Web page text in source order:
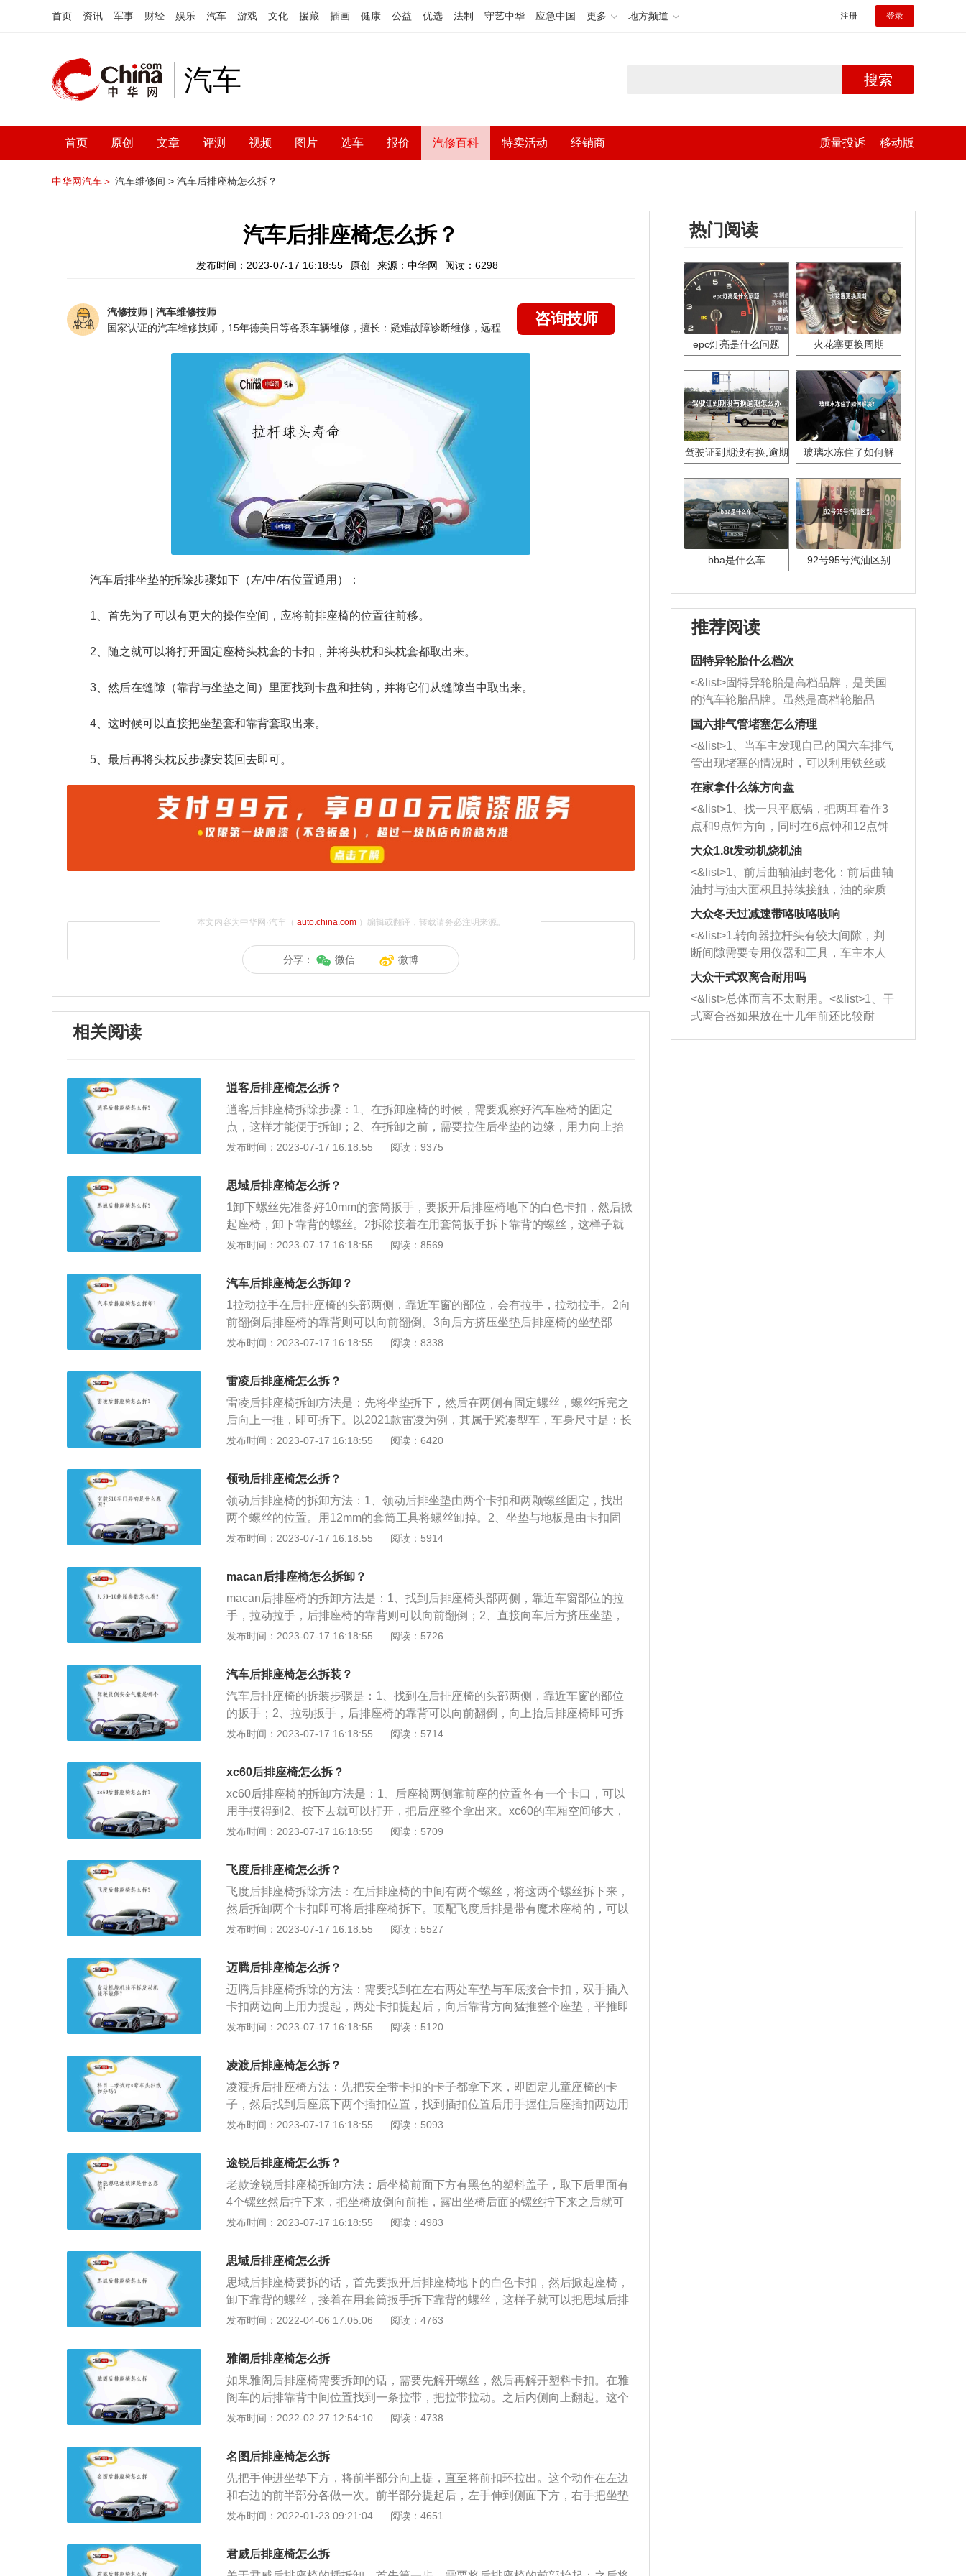
首页 资讯 军事 财经 娱乐 汽车 游戏 文化 援藏 插画 健康 公益 优选 法制 守艺中华 应急中国 更多 地方频道 注册 登录
汽车 搜索
首页 原创 文章 评测 视频 图片 选车 报价 汽修百科 特卖活动 经销商 质量投诉 移动版
中华网汽车＞ 汽车维修间 > 汽车后排座椅怎么拆？
汽车后排座椅怎么拆？
发布时间：2023-07-17 16:18:55 原创 来源：中华网 阅读：6298
汽修技师 | 汽车维修技师
咨询技师
汽车后排坐垫的拆除步骤如下（左/中/右位置通用）：
1、首先为了可以有更大的操作空间，应将前排座椅的位置往前移。
2、随之就可以将打开固定座椅头枕套的卡扣，并将头枕和头枕套都取出来。
3、然后在缝隙（靠背与坐垫之间）里面找到卡盘和挂钩，并将它们从缝隙当中取出来。
4、这时候可以直接把坐垫套和靠背套取出来。
5、最后再将头枕反步骤安装回去即可。
本文内容为中华网·汽车（ auto.china.com）编辑或翻译，转载请务必注明来源。
分享： 微信 微博
相关阅读
逍客后排座椅怎么拆？
逍客后排座椅拆除步骤：1、在拆卸座椅的时候，需要观察好汽车座椅的固定
点，这样才能便于拆卸；2、在拆卸之前，需要拉住后坐垫的边缘，用力向上抬
一下，这时就会将汽车的座椅拉开一条缝隙，找到座椅内部的卡扣；3、借助拆
车的座椅是可以放倒的，在不使用座椅的情况下，如果汽车需要装载过多的东
西，可以将汽车后排的座椅放倒腾出更多的空间。
发布时间：2023-07-17 16:18:55 阅读：9375
思域后排座椅怎么拆？
1卸下螺丝先准备好10mm的套筒扳手，要扳开后排座椅地下的白色卡扣，然后掀
起座椅，卸下靠背的螺丝。2拆除接着在用套筒扳手拆下靠背的螺丝，这样子就
可以把思域后排座椅拆除。
发布时间：2023-07-17 16:18:55 阅读：8569
汽车后排座椅怎么拆卸？
1拉动拉手在后排座椅的头部两侧，靠近车窗的部位，会有拉手，拉动拉手。2向
前翻倒后排座椅的靠背则可以向前翻倒。3向后方挤压坐垫后排座椅的坐垫部
位，大部分是直接向后方挤压坐垫，然后向上一抬就会出来。
发布时间：2023-07-17 16:18:55 阅读：8338
雷凌后排座椅怎么拆？
雷凌后排座椅拆卸方法是：先将坐垫拆下，然后在两侧有固定螺丝，螺丝拆完之
后向上一推，即可拆下。以2021款雷凌为例，其属于紧凑型车，车身尺寸是：长
4640mm、宽1780mm、高1455mm，轴距为2700mm，油箱容积为43l，整备质
立悬架，其搭载了1.8l自然吸气发动机，最大马力是98ps，最大功率是72kw，最
大扭矩是142nm，与其匹配的是电子无级变速箱。
发布时间：2023-07-17 16:18:55 阅读：6420
领动后排座椅怎么拆？
领动后排座椅的拆卸方法：1、领动后排坐垫由两个卡扣和两颗螺丝固定，找出
两个螺丝的位置。用12mm的套筒工具将螺丝卸掉。2、坐垫与地板是由卡扣固
定，拆了两颗螺丝以后，用力往上抬就可以拆开。3、将座椅套包好，将坐垫的
到位以后用力按坐垫，将两个卡扣扣回去。5、将两个螺丝安装回去。
发布时间：2023-07-17 16:18:55 阅读：5914
macan后排座椅怎么拆卸？
macan后排座椅的拆卸方法是：1、找到后排座椅头部两侧，靠近车窗部位的拉
手，拉动拉手，后排座椅的靠背则可以向前翻倒；2、直接向车后方挤压坐垫，
向上一抬即可将后排座椅拆下。以2020款macan为例，其属于中型suv，车身尺
l。2020款macan前悬架是双摇臂独立悬架，后悬架是多连杆式独立悬架，其搭载
了2.0l涡轮增压发动机，最大马力是252ps，最大功率是185kw，最大扭矩是370
nm，与其匹配的是7挡双离合变速箱。
发布时间：2023-07-17 16:18:55 阅读：5726
汽车后排座椅怎么拆装？
汽车后排座椅的拆装步骤是：1、找到在后排座椅的头部两侧，靠近车窗的部位
的扳手；2、拉动扳手，后排座椅的靠背可以向前翻倒，向上抬后排座椅即可拆
卸坐垫；3、按拆装反顺序安装即可。汽车真皮座椅的清洗方法是：1、准备好工
抹布把泡沫擦掉；5、将车窗打开，自然晾干。真皮座椅保养的注意事项是：1、
选用强碱性的清洗剂；2、清洗后用棉纸巾擦干；3、避免尖锐物体刮伤皮质。
发布时间：2023-07-17 16:18:55 阅读：5714
xc60后排座椅怎么拆？
xc60后排座椅的拆卸方法是：1、后座椅两侧靠前座的位置各有一个卡口，可以
用手摸得到2、按下去就可以打开，把后座整个拿出来。xc60的车厢空间够大，
乘坐舒服；尾箱容量也比较大，尤其是后排座椅放倒之后还能做到全平，方便实
m、1902mm、1658mm，轴距是2865mm，其前悬架采用的是双叉臂式独立悬
架，后悬架采用的是多连杆式独立悬架。
发布时间：2023-07-17 16:18:55 阅读：5709
飞度后排座椅怎么拆？
飞度后排座椅拆除方法：在后排座椅的中间有两个螺丝，将这两个螺丝拆下来，
然后拆卸两个卡扣即可将后排座椅拆下。顶配飞度后排是带有魔术座椅的，可以
将其折叠起来。飞度为广汽本田推出的一款两厢轿车，该车的长宽高分别为4065
台1.5升自然吸气发动机，该发动机的代号为L15B3，其最大功率为96千瓦，最大
扭矩为155牛米，最大功率转速为每分钟6600转，最大扭矩转速为每分钟4600
转。
发布时间：2023-07-17 16:18:55 阅读：5527
迈腾后排座椅怎么拆？
迈腾后排座椅拆除的方法：需要找到在左右两处车垫与车底接合卡扣，双手插入
卡扣两边向上用力提起，两处卡扣提起后，向后靠背方向猛推整个座垫，平推即
可推动，然后整个再向上台就可以取下来。迈腾的尺寸为长4866mm、宽1832m
一代发动机。全新迈腾1.8TSI及全系车型采用了HSB高强度车身结构设计，车身
结构的百分之74采用了高强度和超高强度钢板，在减轻车身重量的情况下大幅度
提高了车身结构强度。
发布时间：2023-07-17 16:18:55 阅读：5120
凌渡后排座椅怎么拆？
凌渡拆后排座椅方法：先把安全带卡扣的卡子都拿下来，即固定儿童座椅的卡
子，然后找到后座底下两个插扣位置，找到插扣位置后用手握住后座插扣两边用
力往上提，一边提开后再提另一边，座下有几个螺丝，用螺丝刀拧一下即可。凌
mm，轴距为2656mm。外观方面，这款车俯冲横拓前脸，两条镀铬装饰置于上个
格栅，与镀铬灯眉连为一体，前保险杠搭配下格栅，共同向两侧水平张开。
发布时间：2023-07-17 16:18:55 阅读：5093
途锐后排座椅怎么拆？
老款途锐后排座椅拆卸方法：后坐椅前面下方有黑色的塑料盖子，取下后里面有
4个镙丝然后拧下来，把坐椅放倒向前推，露出坐椅后面的镙丝拧下来之后就可
以拆下后排座椅。新款途锐：新途锐向上一拽就开，但是下面有插头，需要拔掉
SUV，在售的车型有2019款。车身尺寸方面，途锐长宽高分别为4878mm、1984
mm、1702mm，轴距为2894mm。外观方面，途锐侧面和尾部的线条比较简洁，
双边共双出的排气布局很好看。
发布时间：2023-07-17 16:18:55 阅读：4983
思域后排座椅怎么拆
思域后排座椅要拆的话，首先要扳开后排座椅地下的白色卡扣，然后掀起座椅，
卸下靠背的螺丝，接着在用套筒扳手拆下靠背的螺丝，这样子就可以把思域后排
座椅拆除了。如果要拆除思域后排座椅的话，首先一定要先准备好10mm的套筒
时候可以掀起座椅但是没有办法拿下来，就可以在座椅靠背四六分割的地方发现
一个螺丝，用10mm的套筒扳手就可以卸下这颗螺丝，卸完螺丝后就可以拆掉后
排座椅了。
发布时间：2022-04-06 17:05:06 阅读：4763
雅阁后排座椅怎么拆
如果雅阁后排座椅需要拆卸的话，需要先解开螺丝，然后再解开塑料卡扣。在雅
阁车的后排靠背中间位置找到一条拉带，把拉带拉动。之后内侧向上翻起。这个
时候就可以把后座抬起来了。去后座之后把后座放到车的后排。这个时候后座并
侧的卡勾，这样的话后排座椅就被拆卸下来了，接下来还要把靠背拆掉。靠背在
接近门的这个位置上有拉后的开关，把开关摁住之后向下拉就可以把后排座椅卸
下。最后把后排座椅连接的安全带摘下来，这样的话后排座椅就被完全的拆卸下
来了。
发布时间：2022-02-27 12:54:10 阅读：4738
名图后排座椅怎么拆
先把手伸进坐垫下方，将前半部分向上提，直至将前扣环拉出。这个动作在左边
和右边的前半部分各做一次。前半部分提起后，左手伸到侧面下方，右手把坐垫
向靠背的方向推，推进去的同时用左手把后半部分提起，这个动作也是左侧右侧
例和整体放倒。座椅放倒有增加储物空间、方便放置大件或者是超长的东西以及
增加行李箱面积的作用。后排座椅比例放倒其实是指它的靠背能够按比例放倒。
发布时间：2022-01-23 09:21:04 阅读：4651
君威后排座椅怎么拆
热门阅读
epc灯亮是什么问题 火花塞更换周期
驾驶证到期没有换,逾期
玻璃水冻住了如何解
bba是什么车 92号95号汽油区别
推荐阅读
固特异轮胎什么档次
<&list>固特异轮胎是高档品牌，是美国
的汽车轮胎品牌。虽然是高档轮胎品
牌，但是中高低端的轮胎都有生产，这
也是为了更好的开拓市场。
国六排气管堵塞怎么清理
<&list>1、当车主发现自己的国六车排气
管出现堵塞的情况时，可以利用铁丝或
者是细棍，直接将杂物给取出来，如果
堵塞情况比较严重，也可以采取应急措
施。 <&list>2、直接利用木棍将所有的
杂物推到排气管里面的位置处，然后将
三元催化器拆解开，就可以将堵塞的东
西取出来。但如果是因为积碳过多引起
的堵塞，就需要将三元催化器泡在草酸
洗剂对堵塞的情况得到解决，将清洗剂
放在燃油箱中，与燃油混合后，车辆启
动时，就可以和汽油一起进入到燃烧
室，最后形成废气排出，就可以让三元
催化器得到清洗，排气管堵塞的情况就
能够得到解决。
在家拿什么练方向盘
<&list>1、找一只平底锅，把两耳看作3
点和9点钟方向，同时在6点钟和12点钟
方向做一个标记。 <&list>2、双手握住
一圈半的练习，往右同样也要打相同的
圈数。 <&list>3、最后强调要反复练
习，这样就可以形成肌肉记忆，在真实
驾驶车辆时，不需要记忆也能打好方
向。
大众1.8t发动机烧机油
<&list>1、前后曲轴油封老化：前后曲轴
油封与油大面积且持续接触，油的杂质
和发动机内持续温度变化使其密封效果
逐渐减弱，导致渗油或漏油。<&list>2、
活塞间隙过大：积碳会使活塞环与缸体
的间隙扩大，导致机油流入燃烧室中，
造成烧机油。<&list>3、机油粘度。使用
机油粘度过小的话，同样会有烧机油现
象，机油粘度过小具有很好的流动性，
大众冬天过减速带咯吱咯吱响
<&list>1.转向器拉杆头有较大间隙，判
断间隙需要专用仪器和工具，车主本人
无法制作，需要将车辆送到修理厂或4s
店；<&list>2.车辆半轴套管防尘罩破
裂，破裂后会出现漏油现象，使半轴磨
损严重，磨损的半轴容易损坏，产生异
响；<&list>3.稳定器的转向胶套和球头
大众干式双离合耐用吗
<&list>总体而言不太耐用。<&list>1、干
式离合器如果放在十几年前还比较耐